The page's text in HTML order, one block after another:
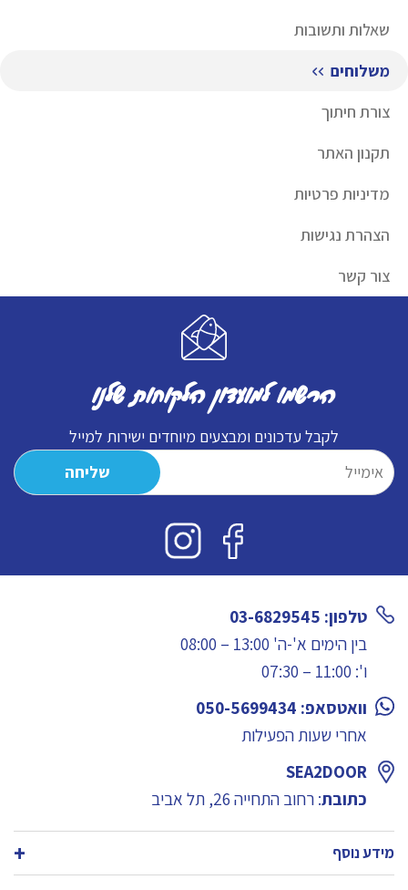
שאלות ותשובות
משלוחים
צורת חיתוך
תקנון האתר
מדיניות פרטיות
הצהרת נגישות
צור קשר
הרשמו למועדון הלקוחות שלנו
לקבל עדכונים ומבצעים מיוחדים ישירות למייל
טלפון: 03-6829545
בין הימים א'-ה' 13:00 – 08:00
ו': 11:00 – 07:30
וואטסאפ: 050-5699434
אחרי שעות הפעילות
SEA2DOOR
כתובת: רחוב התחייה 26, תל אביב
מידע נוסף